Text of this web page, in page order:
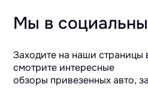
Мы в
Заходите на наши страницы
смотрите интересные
обзоры привезенных авто,